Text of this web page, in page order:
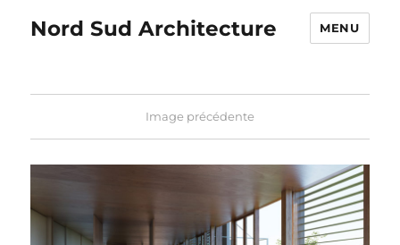
Nord Sud Architecture MENU
Image précédente